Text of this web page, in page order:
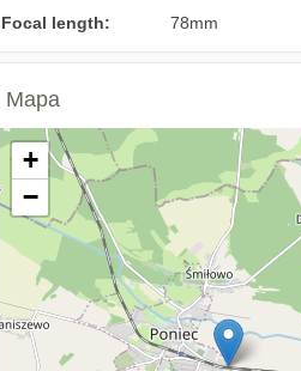
Focal length:
78mm
Mapa
+
−